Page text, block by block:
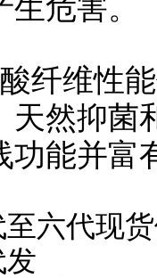
危害。
纤维性
天然抑菌
功能并富
六代现